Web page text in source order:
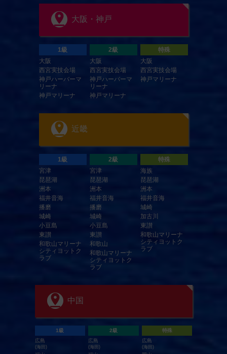
大阪・神戸
1級
大阪
西宮実技会場
神戸ハーバーマ
リーナ
神戸マリーナ
2級
大阪
西宮実技会場
神戸ハーバーマ
リーナ
神戸マリーナ
特殊
大阪
西宮実技会場
神戸マリーナ
近畿
1級
宮津
琵琶湖
洲本
福井音海
播磨
城崎
小豆島
東讃
和歌山マリーナ
シティヨットク
ラブ
2級
宮津
琵琶湖
洲本
福井音海
播磨
城崎
小豆島
東讃
和歌山
和歌山マリーナ
シティヨットク
ラブ
特殊
海族
琵琶湖
洲本
福井音海
城崎
加古川
東讃
和歌山マリーナ
シティヨットク
ラブ
中国
1級
広島
(海田)
2級
広島
(海田)
特殊
広島
(海田)